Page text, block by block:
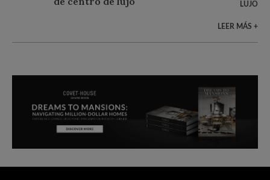
LUJO
LEER MÁS +